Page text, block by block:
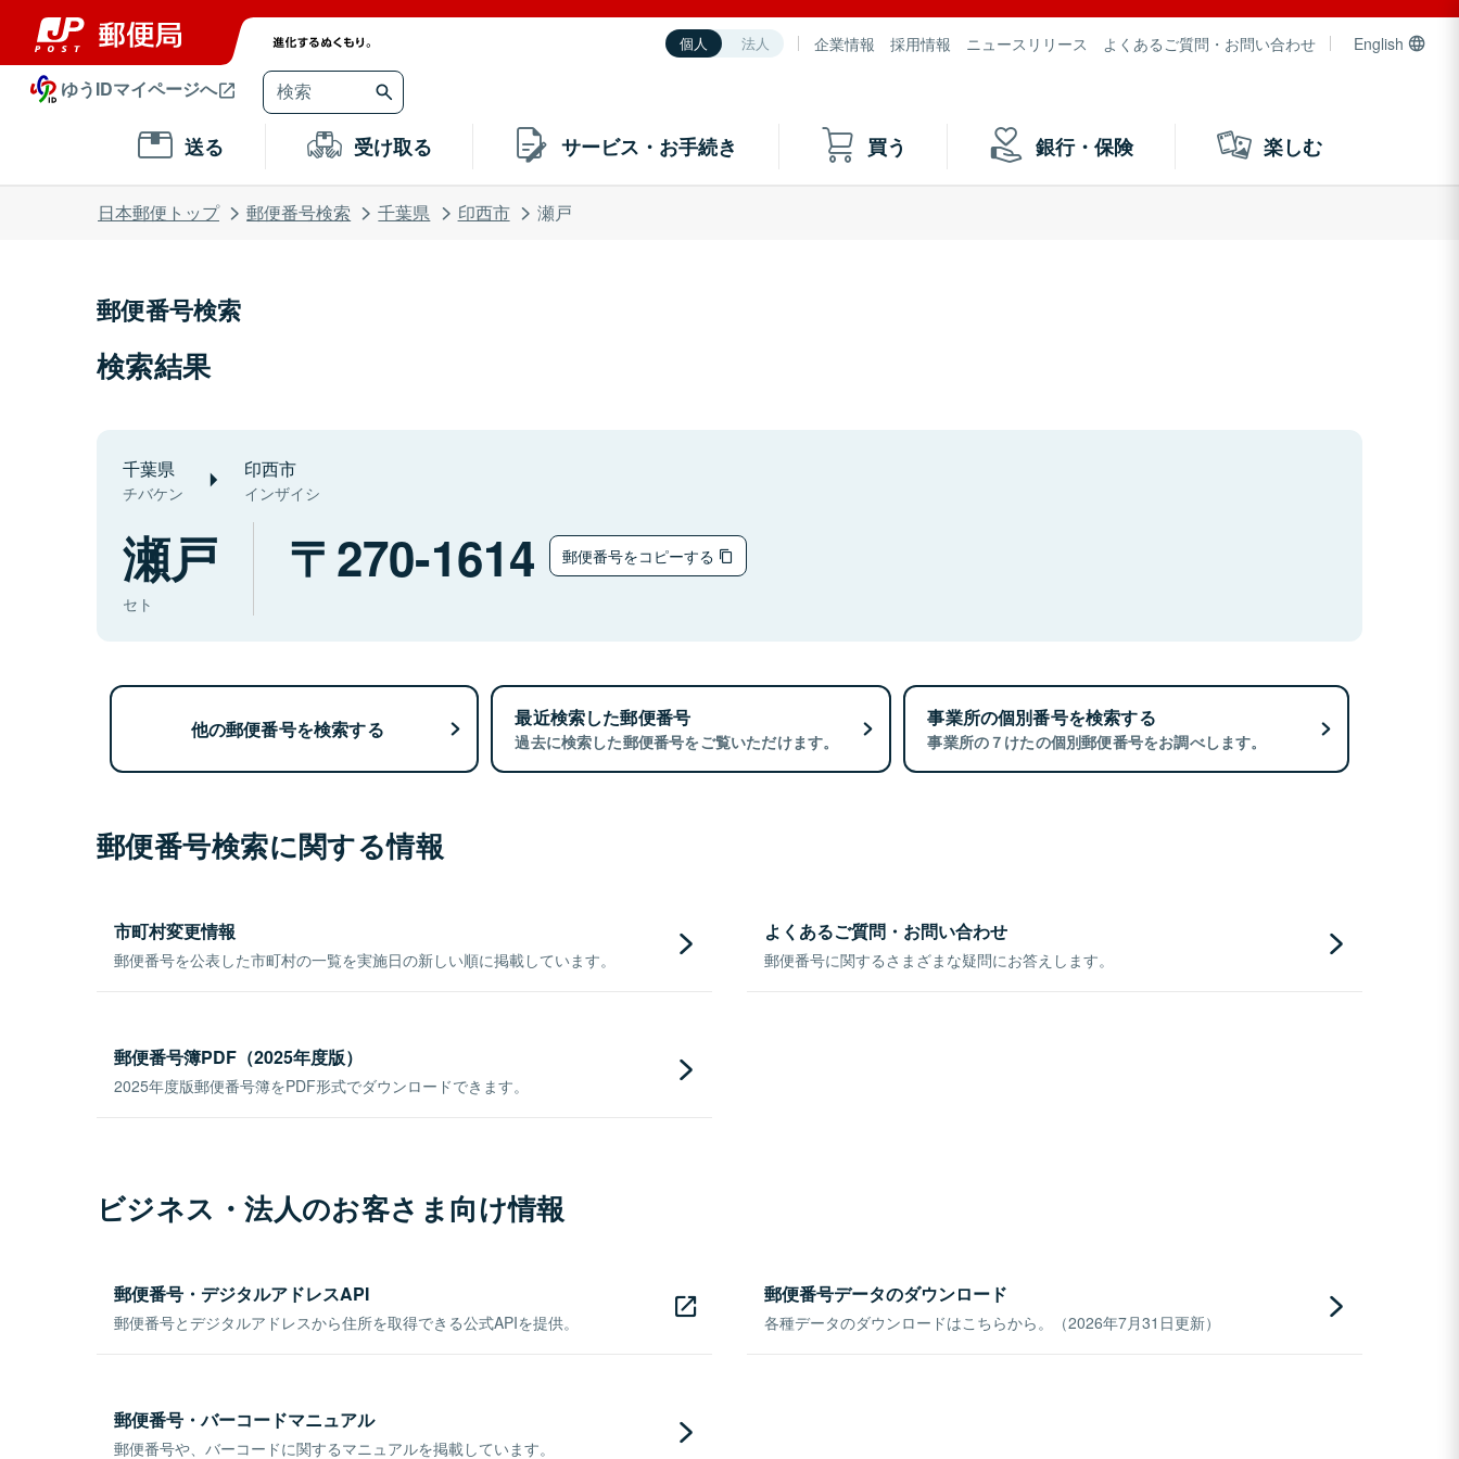
個人 法人 企業情報 採用情報 ニュースリリース よくあるご質問・お問い合わせ English
ゆうIDマイページへ
送る 受け取る サービス・お手続き 買う 銀行・保険 楽しむ
日本郵便トップ 郵便番号検索 千葉県 印西市 瀬戸
郵便番号検索
検索結果
千葉県
チバケン
印西市
インザイシ
瀬戸
セト
270-1614 郵便番号をコピーする
他の郵便番号を検索する 最近検索した郵便番号
過去に検索した郵便番号をご覧いただけます。
事業所の個別番号を検索する
事業所の７けたの個別郵便番号をお調べします。
郵便番号検索に関する情報
市町村変更情報
郵便番号を公表した市町村の一覧を実施日の新しい順に掲載しています。
よくあるご質問・お問い合わせ
郵便番号に関するさまざまな疑問にお答えします。
郵便番号簿PDF（2025年度版）
2025年度版郵便番号簿をPDF形式でダウンロードできます。
ビジネス・法人のお客さま向け情報
郵便番号・デジタルアドレスAPI
郵便番号とデジタルアドレスから住所を取得できる公式APIを提供。
郵便番号データのダウンロード
各種データのダウンロードはこちらから。（2026年7月31日更新）
郵便番号・バーコードマニュアル
郵便番号や、バーコードに関するマニュアルを掲載しています。